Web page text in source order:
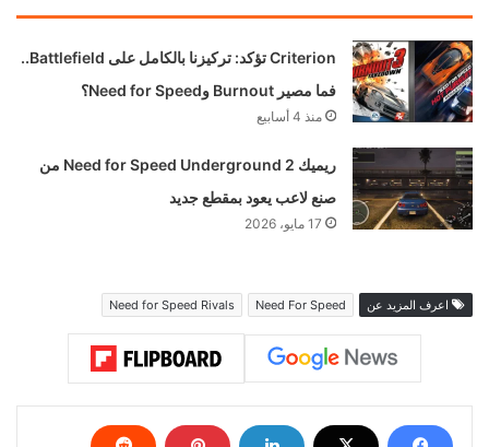
Criterion تؤكد: تركيزنا بالكامل على Battlefield..
فما مصير Burnout وNeed for Speed؟
منذ 4 أسابيع
ريميك Need for Speed Underground 2 من
صنع لاعب يعود بمقطع جديد
17 مايو، 2026
اعرف المزيد عن Need For Speed
Need for Speed Rivals